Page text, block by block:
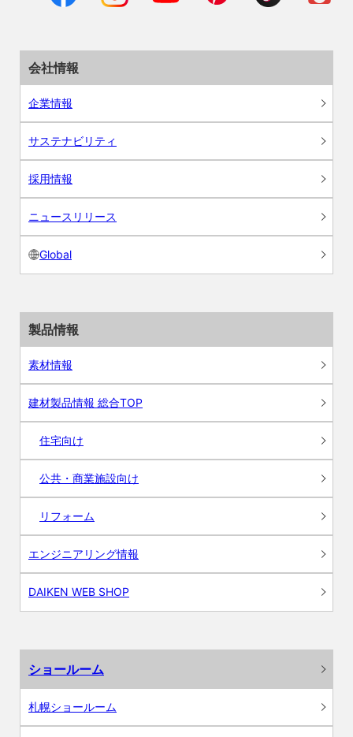
会社情報
企業情報
サステナビリティ
採用情報
ニュースリリース
Global
製品情報
素材情報
建材製品情報 総合TOP
住宅向け
公共・商業施設向け
リフォーム
エンジニアリング情報
DAIKEN WEB SHOP
ショールーム
札幌ショールーム